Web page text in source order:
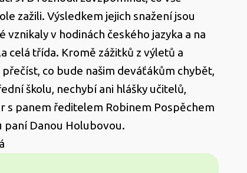
zažili. Výsledkem jejich snažení jsou
vznikaly v hodinách českého jazyka a na
celá třída. Kromě zážitků z výletů a
co bude našim deváťákům chybět,
školu, nechybí ani hlášky učitelů,
s panem ředitelem Robinem Pospěchem
paní Danou Holubovou.